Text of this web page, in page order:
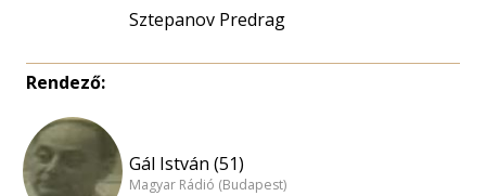
Sztepanov Predrag
Rendező:
Gál István (51)
Magyar Rádió (Budapest)